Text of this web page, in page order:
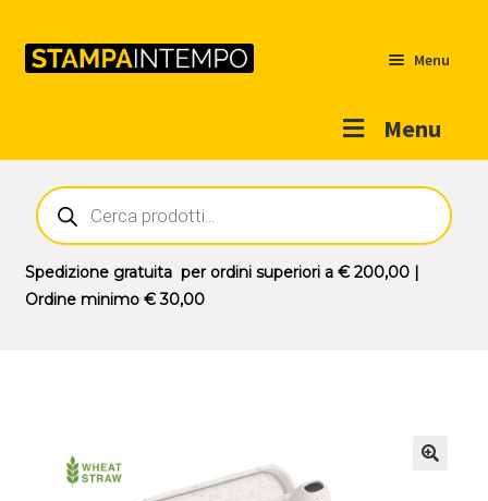
Menu
Menu
Outlet
Prodotti
Novità
Ricerca
prodotti
Spedizione gratuitaper ordini superiori a € 200,00|
Ordine minimo € 30,00